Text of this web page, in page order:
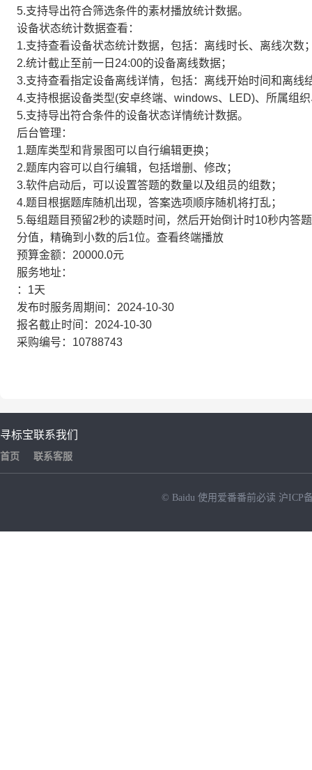
5.支持导出符合筛选条件的素材播放统计数据。
设备状态统计数据查看：
1.支持查看设备状态统计数据，包括：离线时长、离线次数
2.统计截止至前一日24:00的设备离线数据；
3.支持查看指定设备离线详情，包括：离线开始时间和离线
4.支持根据设备类型(安卓终端、windows、LED)、所属组
5.支持导出符合条件的设备状态详情统计数据。
后台管理：
1.题库类型和背景图可以自行编辑更换；
2.题库内容可以自行编辑，包括增删、修改；
3.软件启动后，可以设置答题的数量以及组员的组数；
4.题目根据题库随机出现，答案选项顺序随机将打乱；
5.每组题目预留2秒的读题时间，然后开始倒计时10秒内答
分值，精确到小数的后1位。查看终端播放
预算金额：20000.0元
服务地址：
：1天
发布时服务周期间：2024-10-30
报名截止时间：2024-10-30
采购编号：10788743
寻标宝
首页
联系我们
联系客服
© Baidu 使用爱番番前必读 沪ICP